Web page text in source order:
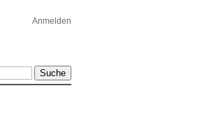
Anmelden